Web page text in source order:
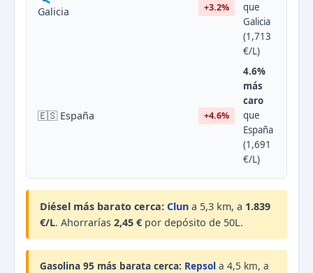
Galicia +3.2%
que
Galicia
(1,713
€/L)
🇪🇸 España +4.6%
4.6%
más
caro
que
España
(1,691
€/L)
Diésel más barato cerca: Clun a 5,3 km, a 1.839
€/L. Ahorrarías 2,45 € por depósito de 50L.
Gasolina 95 más barata cerca: Repsol a 4,5 km, a